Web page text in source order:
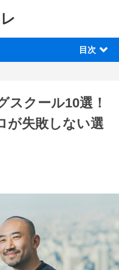
目次
スクール10選！
が失敗しない選